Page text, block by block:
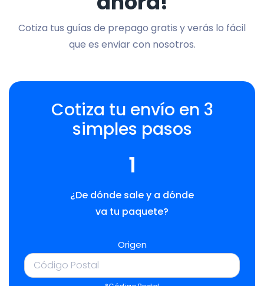
Cotiza tus guías de prepago gratis y verás lo fácil
que es enviar con nosotros.
Cotiza tu envío en 3
simples pasos
1
¿De dónde sale y a dónde
va tu paquete?
Origen